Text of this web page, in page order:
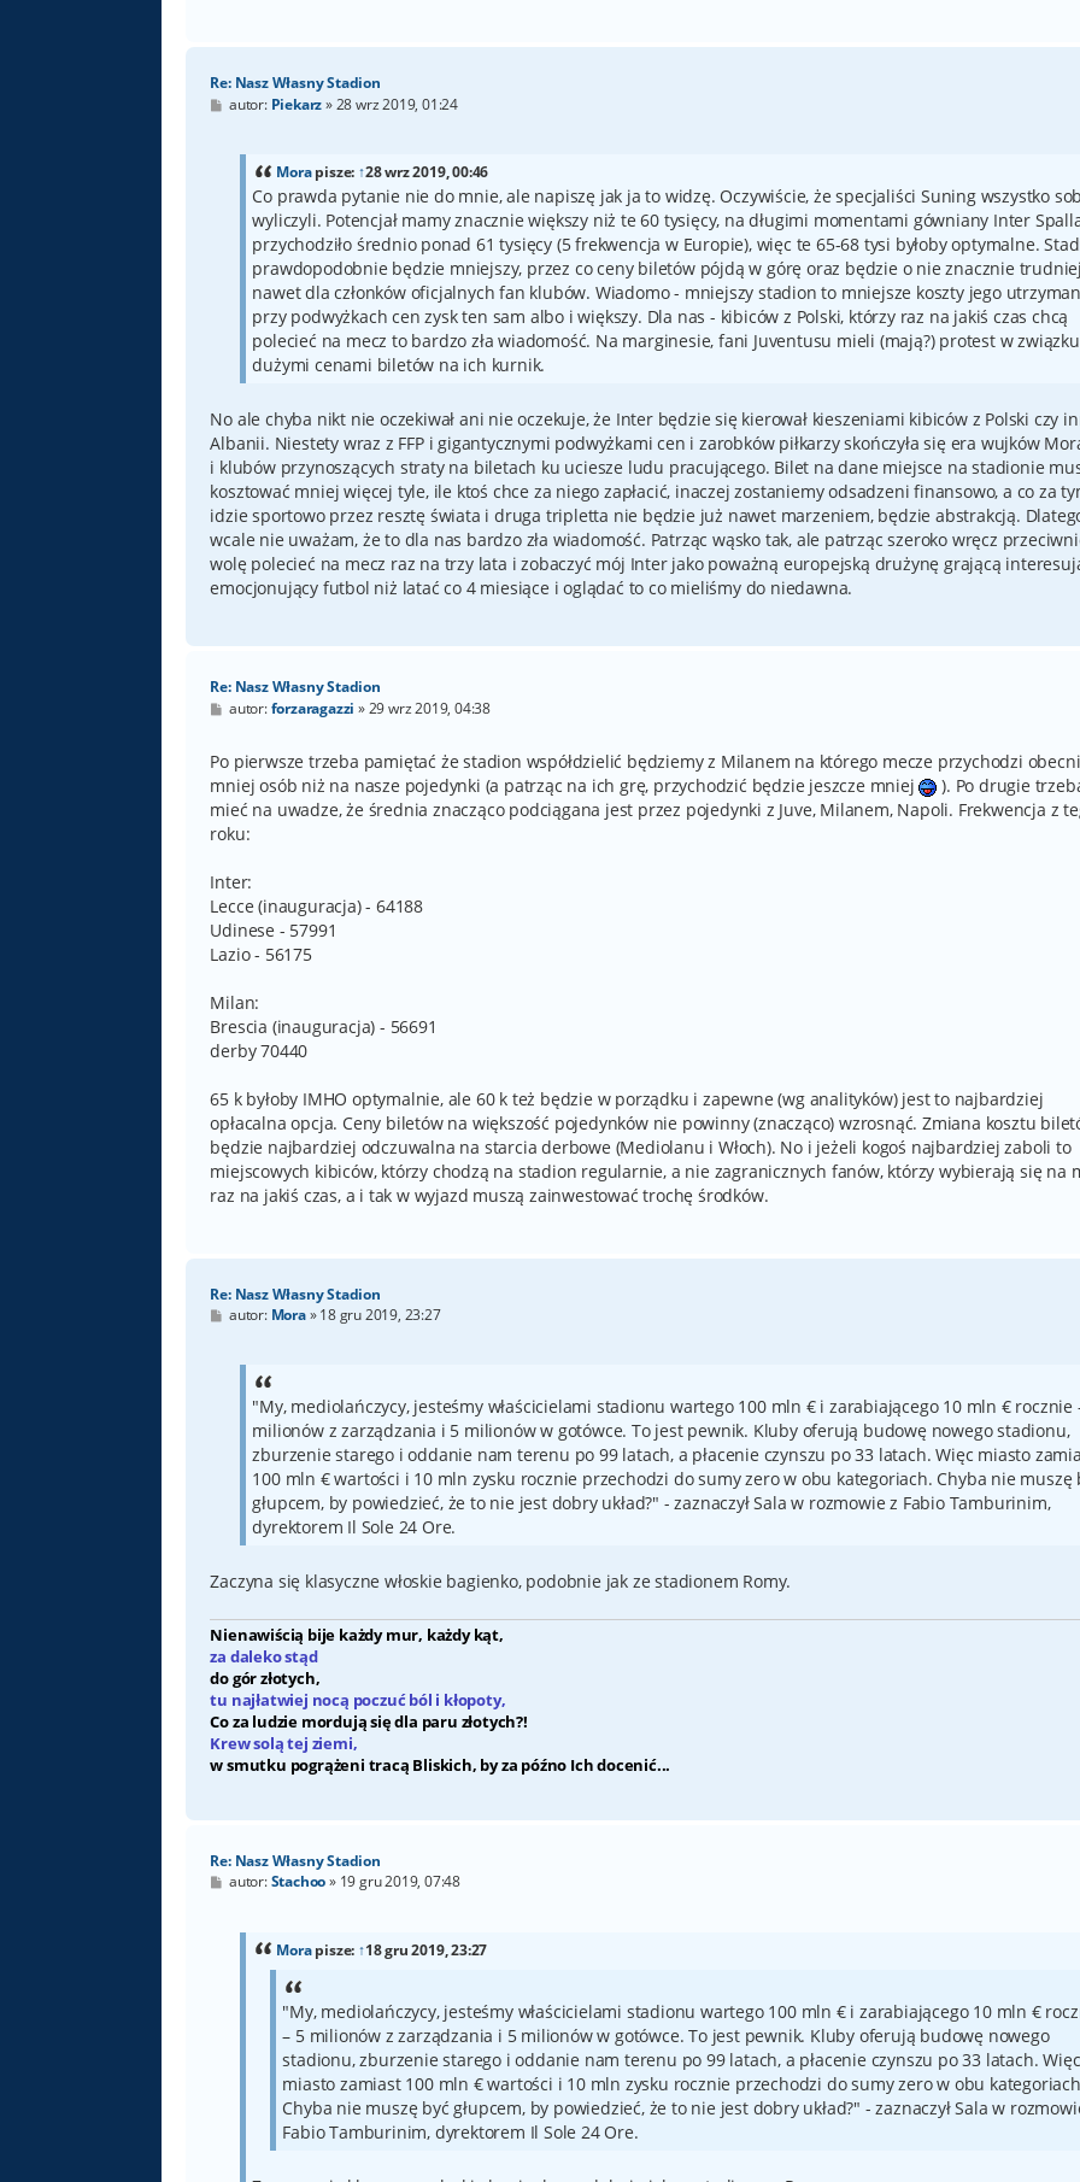
Re: Nasz Własny Stadion
Pautor: Piekarz»28 wrz 2019, 01:24
Morapisze: ↑28 wrz 2019, 00:46
Co prawda pytanie nie do mnie, ale napiszę jak ja to widzę. Oczywiście, że specjaliści Suning wszystko
wyliczyli. Potencjał mamy znacznie większy niż te 60 tysięcy, na długimi momentami gówniany Inter
przychodziło średnio ponad 61 tysięcy (5 frekwencja w Europie), więc te 65-68 tysi byłoby optymalne.
prawdopodobnie będzie mniejszy, przez co ceny biletów pójdą w górę oraz będzie o nie znacznie
nawet dla członków oficjalnych fan klubów. Wiadomo - mniejszy stadion to mniejsze koszty jego
przy podwyżkach cen zysk ten sam albo i większy. Dla nas - kibiców z Polski, którzy raz na jakiś czas chcą
polecieć na mecz to bardzo zła wiadomość. Na marginesie, fani Juventusu mieli (mają?) protest w
dużymi cenami biletów na ich kurnik.
No ale chyba nikt nie oczekiwał ani nie oczekuje, że Inter będzie się kierował kieszeniami kibiców z Polski czy
Albanii. Niestety wraz z FFP i gigantycznymi podwyżkami cen i zarobków piłkarzy skończyła się era wujków
i klubów przynoszących straty na biletach ku uciesze ludu pracującego. Bilet na dane miejsce na stadionie
kosztować mniej więcej tyle, ile ktoś chce za niego zapłacić, inaczej zostaniemy odsadzeni finansowo, a co za
idzie sportowo przez resztę świata i druga tripletta nie będzie już nawet marzeniem, będzie abstrakcją.
wcale nie uważam, że to dla nas bardzo zła wiadomość. Patrząc wąsko tak, ale patrząc szeroko wręcz
wolę polecieć na mecz raz na trzy lata i zobaczyć mój Inter jako poważną europejską drużynę grającą
emocjonujący futbol niż latać co 4 miesiące i oglądać to co mieliśmy do niedawna.
Re: Nasz Własny Stadion
P
t
autor:forzaragazzi »29 wrz 2019, 04:38
Po pierwsze trzeba pamiętać że stadion współdzielić będziemy z Milanem na którego mecze przychodzi
mniej osób niż na nasze pojedynki (a patrząc na ich grę, przychodzić będzie jeszcze mniej
). Po drugie
mieć na uwadze, że średnia znacząco podciągana jest przez pojedynki z Juve, Milanem, Napoli. Frekwencja z
roku:
Inter:
Lecce (inauguracja) - 64188
Udinese - 57991
Lazio - 56175
Milan:
Brescia (inauguracja) - 56691
derby 70440
65 k byłoby IMHO optymalnie, ale 60 k też będzie w porządku i zapewne (wg analityków) jest to najbardziej
opłacalna opcja. Ceny biletów na większość pojedynków nie powinny (znacząco) wzrosnąć. Zmiana kosztu
będzie najbardziej odczuwalna na starcia derbowe (Mediolanu i Włoch). No i jeżeli kogoś najbardziej zaboli to
miejscowych kibiców, którzy chodzą na stadion regularnie, a nie zagranicznych fanów, którzy wybierają się na
raz na jakiś czas, a i tak w wyjazd muszą zainwestować trochę środków.
Re: Nasz Własny Stadion
Pautor: Mora»18 gru 2019, 23:27
"My, mediolańczycy, jesteśmy właścicielami stadionu wartego 100 mln € i zarabiającego 10 mln € rocznie
milionów z zarządzania i 5 milionów w gotówce. To jest pewnik. Kluby oferują budowę nowego stadionu,
zburzenie starego i oddanie nam terenu po 99 latach, a płacenie czynszu po 33 latach. Więc miasto
100 mln € wartości i 10 mln zysku rocznie przechodzi do sumy zero w obu kategoriach. Chyba nie muszę
głupcem, by powiedzieć, że to nie jest dobry układ?" - zaznaczył Sala w rozmowie z Fabio Tamburinim,
dyrektorem Il Sole 24 Ore.
Zaczyna się klasyczne włoskie bagienko, podobnie jak ze stadionem Romy.
Nienawiścią bije każdy mur, każdy kąt,
za daleko stąd
do gór złotych,
tu najłatwiej nocą poczuć ból i kłopoty,
Co za ludzie mordują się dla paru złotych?!
Krew solą tej ziemi,
w smutku pogrążeni tracą Bliskich, by za późno Ich docenić...
Re: Nasz Własny Stadion
Pautor:Stachoo» 19 gru 2019, 07:48
Morapisze: ↑18 gru 2019, 23:27
"My, mediolańczycy, jesteśmy właścicielami stadionu wartego 100 mln € i zarabiającego 10 mln €
– 5 milionów z zarządzania i 5 milionów w gotówce. To jest pewnik. Kluby oferują budowę nowego
stadionu, zburzenie starego i oddanie nam terenu po 99 latach, a płacenie czynszu po 33 latach. Więc
miasto zamiast 100 mln € wartości i 10 mln zysku rocznie przechodzi do sumy zero w obu
Chyba nie muszę być głupcem, by powiedzieć, że to nie jest dobry układ?" - zaznaczył Sala w
Fabio Tamburinim, dyrektorem Il Sole 24 Ore.